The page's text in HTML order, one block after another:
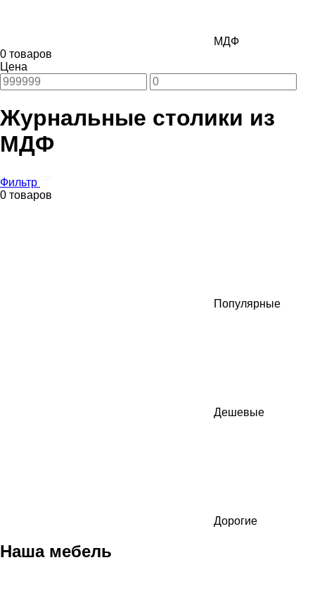
МДФ
0 товаров
Цена
Журнальные столики из
МДФ
Фильтр
0 товаров
Популярные
Дешевые
Дорогие
Наша мебель